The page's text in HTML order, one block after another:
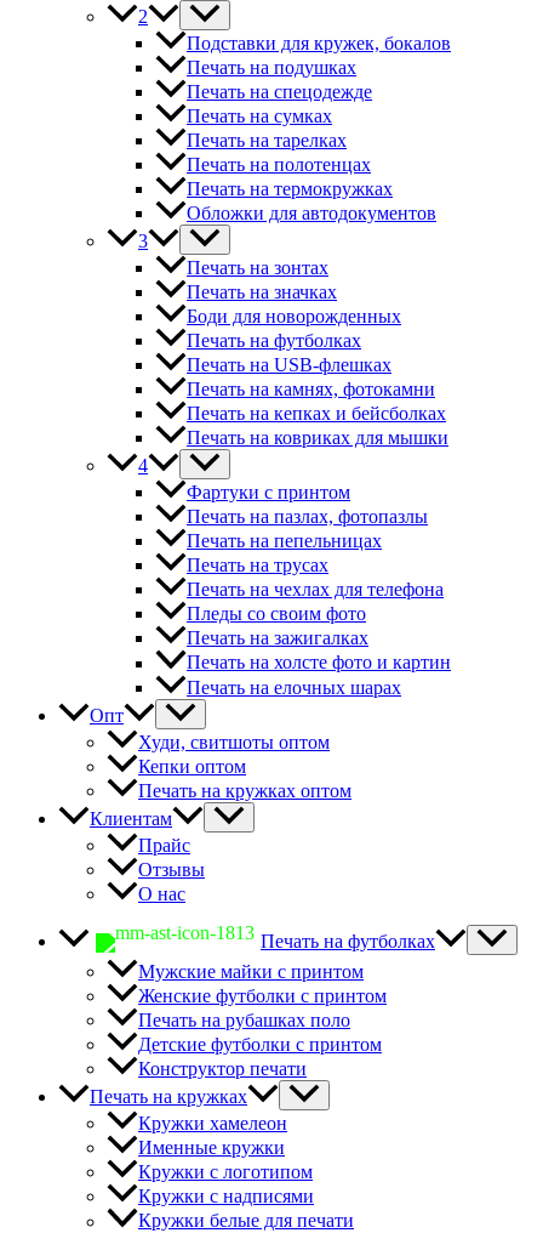
2
Подставки для кружек, бокалов
Печать на подушках
Печать на спецодежде
Печать на сумках
Печать на тарелках
Печать на полотенцах
Печать на термокружках
Обложки для автодокументов
3
Печать на зонтах
Печать на значках
Боди для новорожденных
Печать на футболках
Печать на USB-флешках
Печать на камнях, фотокамни
Печать на кепках и бейсболках
Печать на ковриках для мышки
4
Фартуки с принтом
Печать на пазлах, фотопазлы
Печать на пепельницах
Печать на трусах
Печать на чехлах для телефона
Пледы со своим фото
Печать на зажигалках
Печать на холсте фото и картин
Печать на елочных шарах
Опт
Худи, свитшоты оптом
Кепки оптом
Печать на кружках оптом
Клиентам
Прайс
Отзывы
О нас
Печать на футболках
Мужские майки с принтом
Женские футболки с принтом
Печать на рубашках поло
Детские футболки с принтом
Конструктор печати
Печать на кружках
Кружки хамелеон
Именные кружки
Кружки с логотипом
Кружки с надписями
Кружки белые для печати